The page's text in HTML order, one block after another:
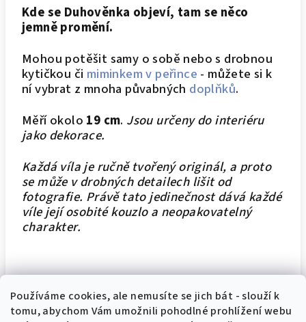
Používáme cookies, ale nemusíte se jich bát - slouží k
tomu, abychom Vám umožnili pohodlné prohlížení webu
Kde se Duhověnka objeví, tam se něco
jemně promění.
Mohou potěšit samy o sobě nebo s drobnou
kytičkou či miminkem v peřince - můžete si k
ní vybrat z mnoha půvabných doplňků.
Měří okolo 19 cm. Jsou určeny do interiéru
jako dekorace.
Každá víla je ručně tvořený originál, a proto
se může v drobných detailech lišit od
fotografie. Právě tato jedinečnost dává každé
víle její osobité kouzlo a neopakovatelný
charakter.